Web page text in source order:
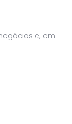
e, em